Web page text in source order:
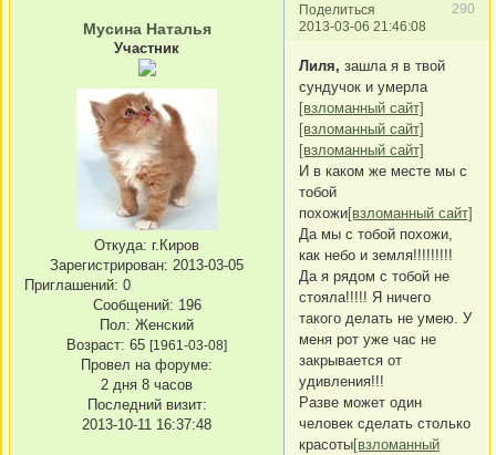
Поделиться
290
2013-03-06 21:46:08
Мусина Наталья
Участник
Откуда: г.Киров
Зарегистрирован: 2013-03-05
Приглашений: 0
Сообщений: 196
Пол: Женский
Возраст: 65 [1961-03-08]
Провел на форуме:
2 дня 8 часов
Последний визит:
2013-10-11 16:37:48
Лиля, зашла я в твой
сундучок и умерла
[взломанный сайт]
[взломанный сайт]
[взломанный сайт]
И в каком же месте мы с
тобой
похожи[взломанный сайт]
Да мы с тобой похожи,
как небо и земля!!!!!!!!!
Да я рядом с тобой не
стояла!!!!! Я ничего
такого делать не умею. У
меня рот уже час не
закрывается от
удивления!!!
Разве может один
человек сделать столько
красоты[взломанный